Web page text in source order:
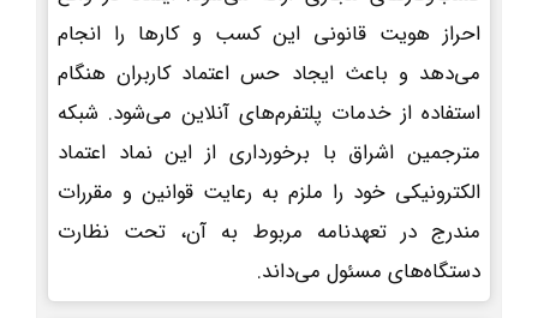
احراز هویت قانونی این کسب و کارها را انجام
می‌دهد و باعث ایجاد حس اعتماد کاربران هنگام
استفاده از خدمات پلتفرم‌های آنلاین می‌شود. شبکه
مترجمین اشراق با برخورداری از این نماد اعتماد
الکترونیکی خود را ملزم به رعایت قوانین و مقررات
مندرج در تعهدنامه مربوط به آن، تحت نظارت
دستگاه‌های مسئول می‌داند.